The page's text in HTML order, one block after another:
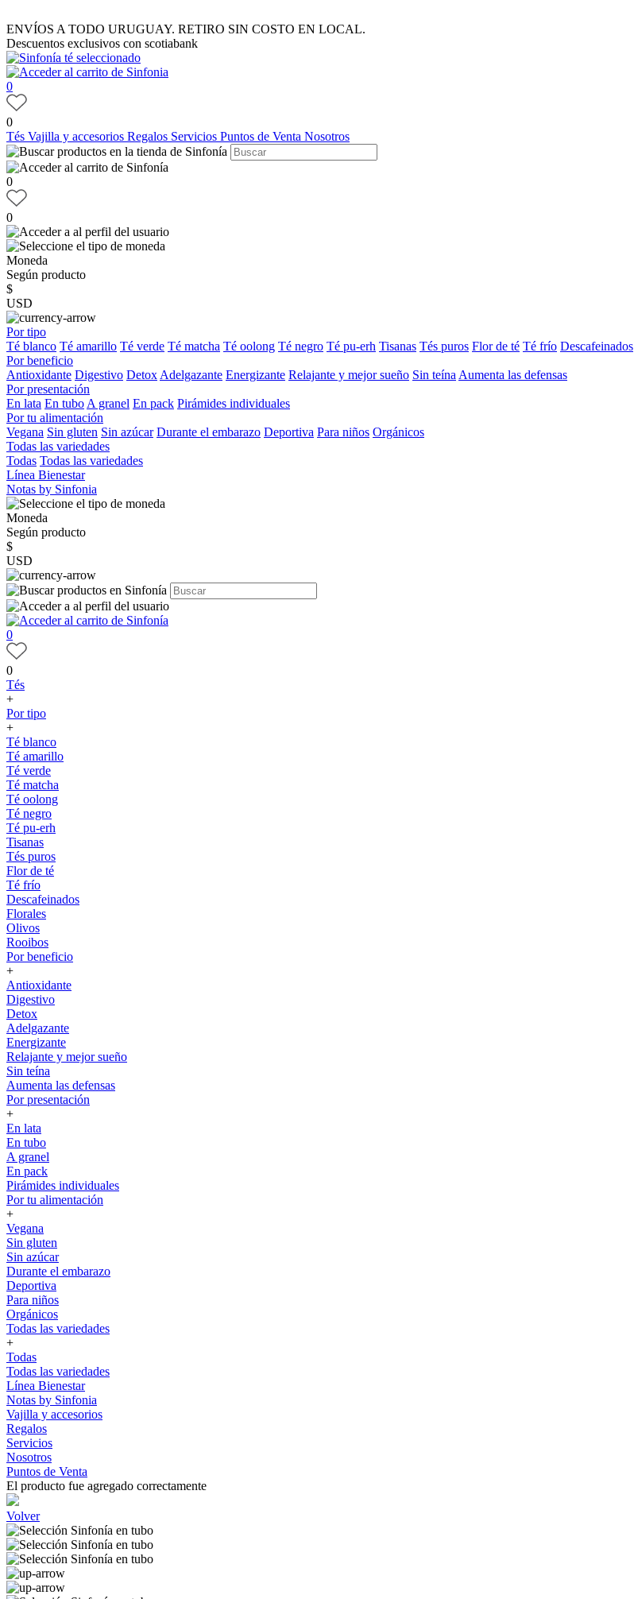
ENVÍOS A TODO URUGUAY. RETIRO SIN COSTO EN LOCAL.
Descuentos exclusivos con scotiabank
0
0
Tés Vajilla y accesorios Regalos Servicios Puntos de Venta Nosotros
0
0
Moneda
Según producto
$
USD
Por tipo
Té blanco Té amarillo Té verde Té matcha Té oolong Té negro Té pu-erh Tisanas Tés puros Flor de té Té frío Descafeinados
Por beneficio
Antioxidante Digestivo Detox Adelgazante Energizante Relajante y mejor sueño Sin teína Aumenta las defensas
Por presentación
En lata En tubo A granel En pack Pirámides individuales
Por tu alimentación
Vegana Sin gluten Sin azúcar Durante el embarazo Deportiva Para niños Orgánicos
Todas las variedades
Todas Todas las variedades
Línea Bienestar
Notas by Sinfonia
Moneda
Según producto
$
USD
0
0
Tés
+
Por tipo
+
Té blanco
Té amarillo
Té verde
Té matcha
Té oolong
Té negro
Té pu-erh
Tisanas
Tés puros
Flor de té
Té frío
Descafeinados
Florales
Olivos
Rooibos
Por beneficio
+
Antioxidante
Digestivo
Detox
Adelgazante
Energizante
Relajante y mejor sueño
Sin teína
Aumenta las defensas
Por presentación
+
En lata
En tubo
A granel
En pack
Pirámides individuales
Por tu alimentación
+
Vegana
Sin gluten
Sin azúcar
Durante el embarazo
Deportiva
Para niños
Orgánicos
Todas las variedades
+
Todas
Todas las variedades
Línea Bienestar
Notas by Sinfonia
Vajilla y accesorios
Regalos
Servicios
Nosotros
Puntos de Venta
El producto fue agregado correctamente
Volver